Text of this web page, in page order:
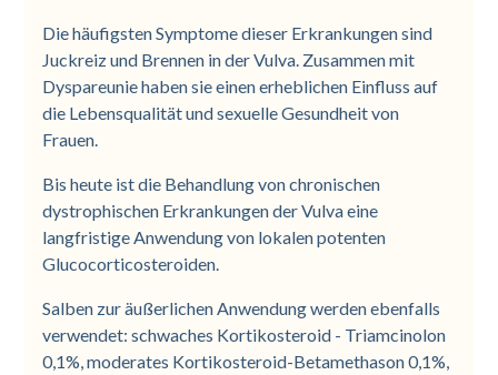
Die häufigsten Symptome dieser Erkrankungen sind
Juckreiz und Brennen in der Vulva. Zusammen mit
Dyspareunie haben sie einen erheblichen Einfluss auf
die Lebensqualität und sexuelle Gesundheit von
Frauen.
Bis heute ist die Behandlung von chronischen
dystrophischen Erkrankungen der Vulva eine
langfristige Anwendung von lokalen potenten
Glucocorticosteroiden.
Salben zur äußerlichen Anwendung werden ebenfalls
verwendet: schwaches Kortikosteroid - Triamcinolon
0,1%, moderates Kortikosteroid-Betamethason 0,1%,